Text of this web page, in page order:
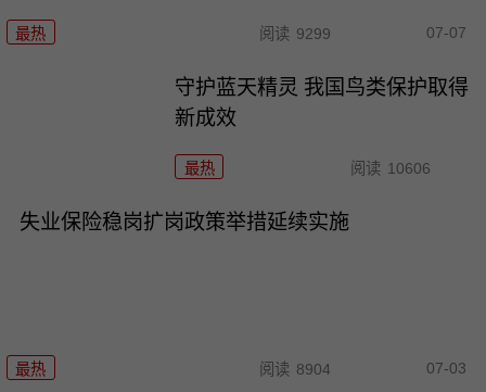
最热 阅读 9299 07-07
守护蓝天精灵 我国鸟类保护取得
新成效
最热 阅读 10606
失业保险稳岗扩岗政策举措延续实施
最热 阅读 8904 07-03